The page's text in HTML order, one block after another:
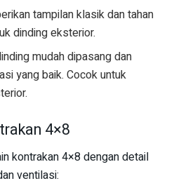
tampilan klasik dan tahan
dinding eksterior.
mudah dipasang dan
yang baik. Cocok untuk
4×8
kontrakan 4×8 dengan detail
ventilasi: